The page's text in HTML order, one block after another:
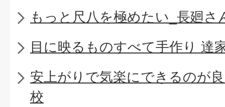
もっと尺八を極めたい_長廻さ
目に映るものすべて手作り 達
安上がりで気楽にできるのが
校